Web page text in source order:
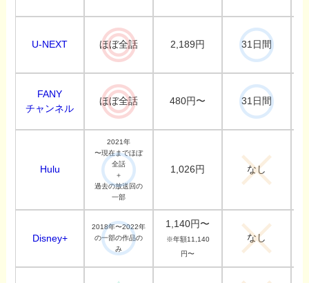
U-NEXT ほぼ全話 2,189円 31日間
FANY
チャンネル
ほぼ全話 480円〜 31日間
Hulu
2021年
〜現在までほぼ
全話
＋
過去の放送回の
一部
1,026円 なし
Disney+
2018年〜2022年
の一部の作品の
み
1,140円〜
※年額11,140
円〜
なし